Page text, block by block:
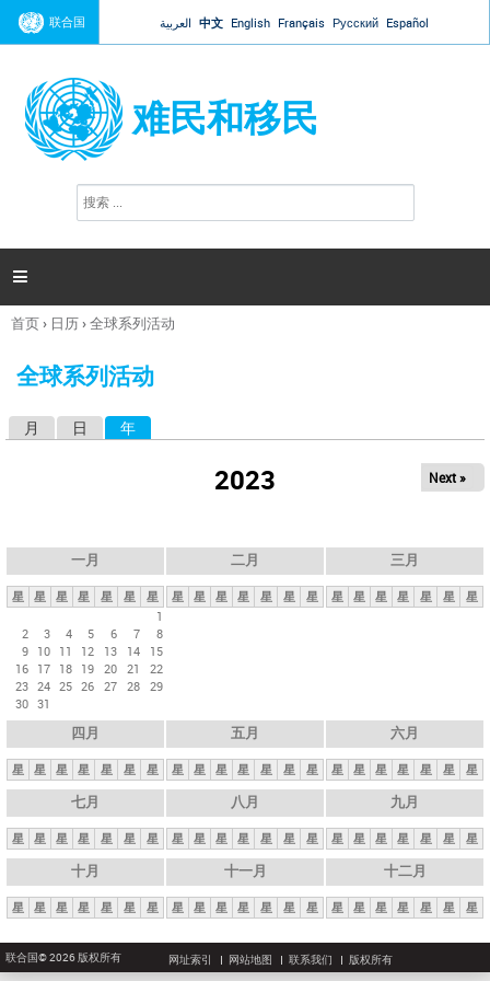
Jump to navigation
联合国 العربية 中文 English Français Русский Español
难民和移民
搜
索

你
这
首页› 日历›全球系列活动
全球系列活动
月 日 年
2023 Next »
一月
星 星 星 星 星 星
星
1
2
3 4 5 6 7
8
9 10 11 12 13 14
15
16 17 18 19 20 21
22
23 24 25 26 27 28 29
30 31
二月
星 星 星 星 星 星 星
三月
星 星 星 星 星 星 星
四月
星 星 星 星 星 星 星
五月
星 星 星 星 星 星 星
六月
星 星 星 星 星 星 星
七月
星 星 星 星 星 星 星
八月
星 星 星 星 星 星 星
九月
星 星 星 星 星 星 星
十月
星 星 星 星 星 星 星
十一月
星 星 星 星 星 星 星
十二月
星 星 星 星 星 星 星
联合国© 2026 版权所有 网址索引 网站地图 联系我们 版权所有